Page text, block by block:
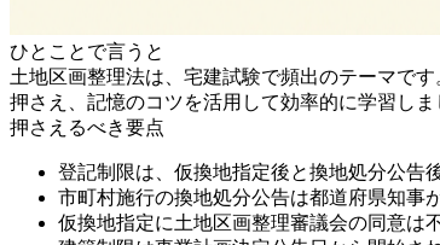
ひとことで言うと
土地区画整理法は、宅建試験で頻出のテーマで
押さえ、記憶のコツを活用して効率的に学習しま
押さえるべき要点
登記制限は、仮換地指定後と換地処分公告
市町村施行の換地処分公告は都道府県知事
仮換地指定に土地区画整理審議会の同意は不